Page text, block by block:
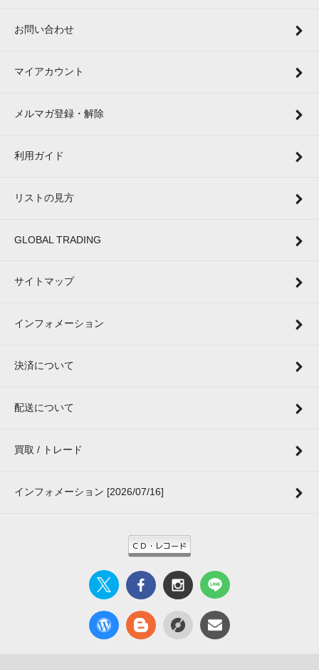
お問い合わせ
マイアカウント
メルマガ登録・解除
利用ガイド
リストの見方
GLOBAL TRADING
サイトマップ
インフォメーション
決済について
配送について
買取 / トレード
インフォメーション [2026/07/16]